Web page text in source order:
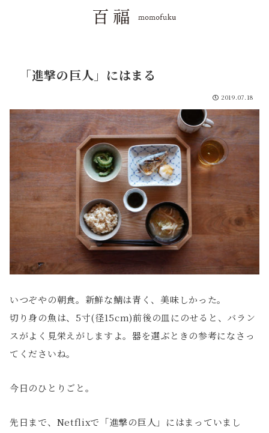
「進撃の巨人」にはまる
2019.07.18
いつぞやの朝食。新鮮な鯖は青く、美味しかった。
切り身の魚は、5寸(径15cm)前後の皿にのせると、バラン
スがよく見栄えがしますよ。器を選ぶときの参考になさっ
てくださいね。
今日のひとりごと。
先日まで、Netflixで「進撃の巨人」にはまっていまし